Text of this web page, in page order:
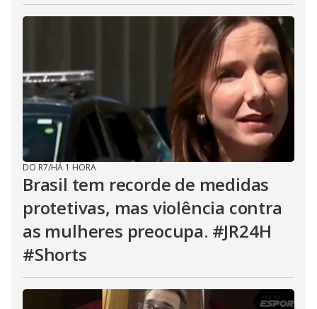
DO R7/HÁ 1 HORA
Brasil tem recorde de medidas
protetivas, mas violência contra
as mulheres preocupa. #JR24H
#Shorts